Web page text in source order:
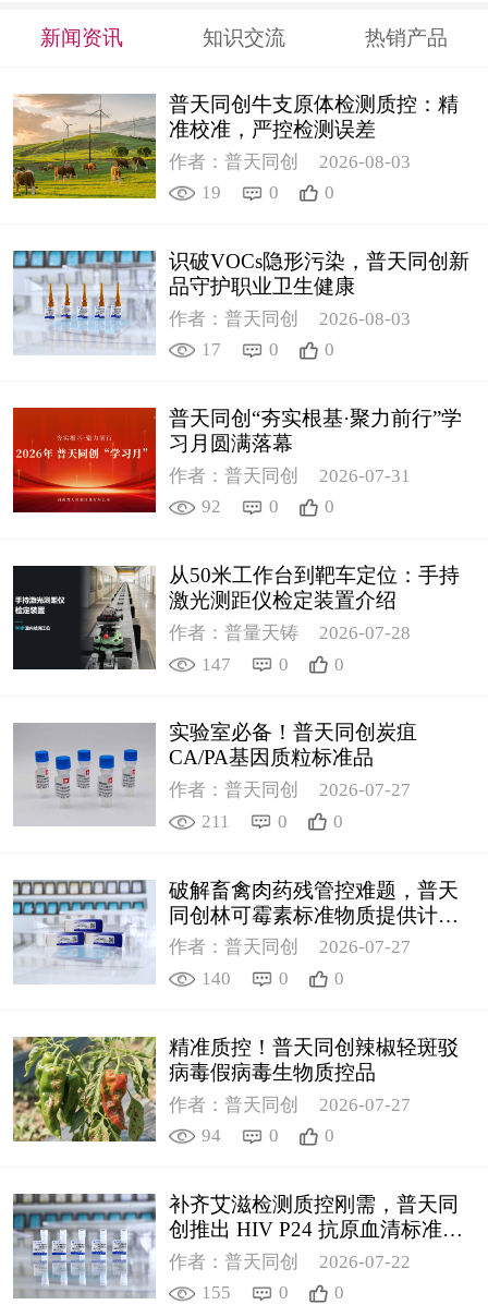
新闻资讯 知识交流 热销产品
普天同创牛支原体检测质控：精
准校准，严控检测误差
作者：普天同创
2026-08-03
19
0 0
识破VOCs隐形污染，普天同创新
品守护职业卫生健康
作者：普天同创
2026-08-03
17
0 0
普天同创“夯实根基·聚力前行”学
习月圆满落幕
作者：普天同创
2026-07-31
92
0 0
从50米工作台到靶车定位：手持
激光测距仪检定装置介绍
作者：普量天铸
2026-07-28
147
0 0
实验室必备！普天同创炭疽
CA/PA基因质粒标准品
作者：普天同创
2026-07-27
211
0 0
破解畜禽肉药残管控难题，普天
同创林可霉素标准物质提供计量
支撑
作者：普天同创
2026-07-27
140
0 0
精准质控！普天同创辣椒轻斑驳
病毒假病毒生物质控品
作者：普天同创
2026-07-27
94
0 0
补齐艾滋检测质控刚需，普天同
创推出 HIV P24 抗原血清标准物
质
作者：普天同创
2026-07-22
155
0 0